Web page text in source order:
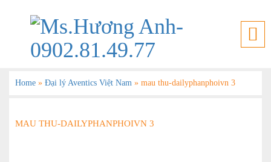
Home » Đại lý Aventics Việt Nam » mau thu-dailyphanphoivn 3
MAU THU-DAILYPHANPHOIVN 3